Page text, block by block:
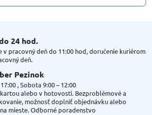
24 hod​.
v pracovný deň do 11:00 hod, doručenie kuriérom
deň.
Pezinok
, Sobota 9:00 – 12:00
alebo v hotovosti. Bezproblémové a
možnosť doplniť objednávku alebo
mieste. Odborné poradenstvo